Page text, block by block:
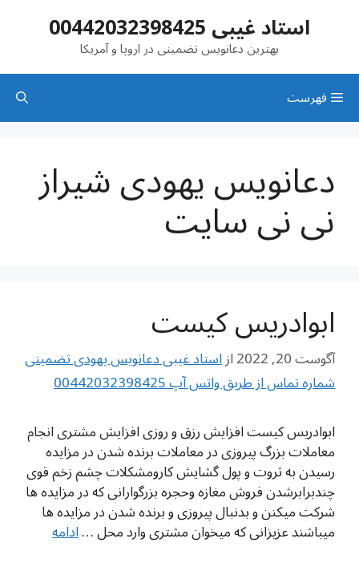
استاد غیبی 00442032398425
بهترین دعانویس تضمینی در اروپا و آمریکا
فهرست
دعانویس یهودی شیراز
نی نی سایت
ابوادریس کیست
آگوست 20, 2022 ازاستاد غیبی دعانویس یهودی تضمینی
شماره تماس از طریق واتس آپ 00442032398425
ابوادریس کیست افزایش رزق و روزی افزایش مشتری انجام
معاملات بزرگ پیروزی در معاملات برنده شدن در مزایده
رسیدن به ثروت و پول گشایش کارومشکلات چشم زخم قوی
چندبرابرشدن فروش مغازه وحجره بزرگوارانی که در مزایده ها
شرکت میکنن و بدنبال پیروزی و برنده شدن در مزایده ها
میباشند عزیزانی که میخوان مشتری وارد محل …ادامه